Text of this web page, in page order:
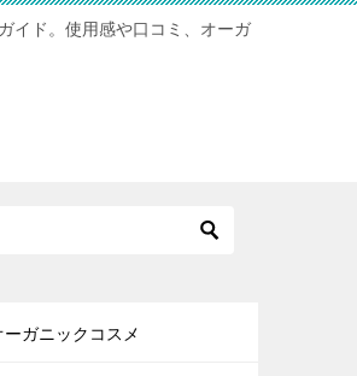
イド。使用感や口コミ、オーガ
ーガニックコスメ